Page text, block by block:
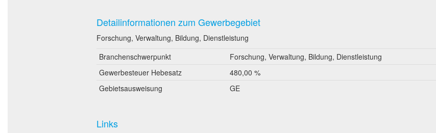
Detailinformationen zum Gewerbegebiet
Forschung, Verwaltung, Bildung, Dienstleistung
Branchenschwerpunkt
Forschung, Verwaltung, Bildung, Dienstleistung
Gewerbesteuer Hebesatz
480,00 %
Gebietsausweisung
GE
Links